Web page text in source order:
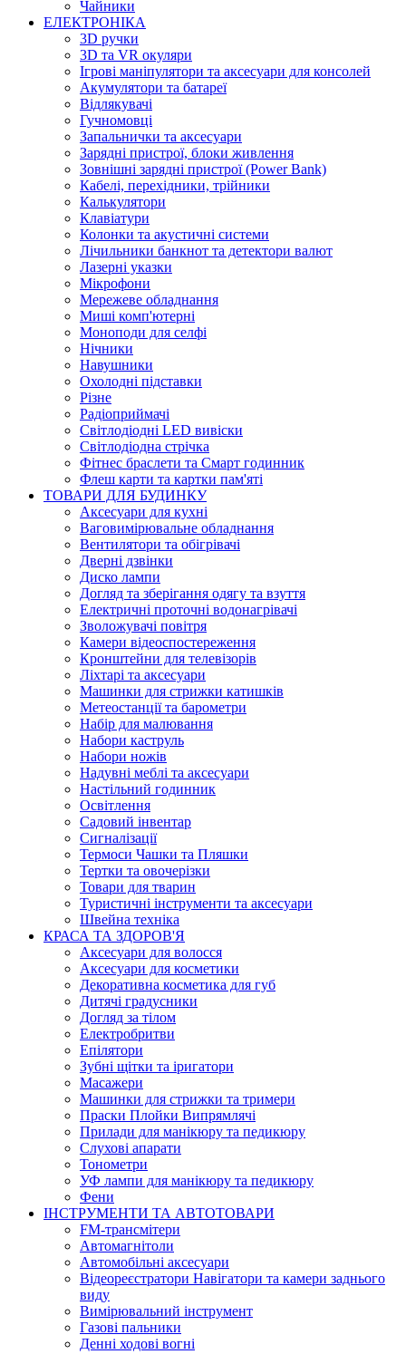
Чайники
ЕЛЕКТРОНІКА
3D ручки
3D та VR окуляри
Ігрові маніпулятори та аксесуари для консолей
Акумулятори та батареї
Відлякувачі
Гучномовці
Запальнички та аксесуари
Зарядні пристрої, блоки живлення
Зовнішні зарядні пристрої (Power Bank)
Кабелі, перехідники, трійники
Калькулятори
Клавіатури
Колонки та акустичні системи
Лічильники банкнот та детектори валют
Лазерні указки
Мікрофони
Мережеве обладнання
Миші комп'ютерні
Моноподи для селфі
Нічники
Навушники
Охолодні підставки
Різне
Радіоприймачі
Світлодіодні LED вивіски
Світлодіодна стрічка
Фітнес браслети та Смарт годинник
Флеш карти та картки пам'яті
ТОВАРИ ДЛЯ БУДИНКУ
Аксесуари для кухні
Ваговимірювальне обладнання
Вентилятори та обігрівачі
Дверні дзвінки
Диско лампи
Догляд та зберігання одягу та взуття
Електричні проточні водонагрівачі
Зволожувачі повітря
Камери відеоспостереження
Кронштейни для телевізорів
Ліхтарі та аксесуари
Машинки для стрижки катишків
Метеостанції та барометри
Набір для малювання
Набори каструль
Набори ножів
Надувні меблі та аксесуари
Настільний годинник
Освітлення
Садовий інвентар
Сигналізації
Термоси Чашки та Пляшки
Тертки та овочерізки
Товари для тварин
Туристичні інструменти та аксесуари
Швейна техніка
КРАСА ТА ЗДОРОВ'Я
Аксесуари для волосся
Аксесуари для косметики
Декоративна косметика для губ
Дитячі градусники
Догляд за тілом
Електробритви
Епілятори
Зубні щітки та іригатори
Масажери
Машинки для стрижки та тримери
Праски Плойки Випрямлячі
Прилади для манікюру та педикюру
Слухові апарати
Тонометри
УФ лампи для манікюру та педикюру
Фени
ІНСТРУМЕНТИ ТА АВТОТОВАРИ
FM-трансмітери
Автомагнітоли
Автомобільні аксесуари
Відеореєстратори Навігатори та камери заднього
виду
Вимірювальний інструмент
Газові пальники
Денні ходові вогні